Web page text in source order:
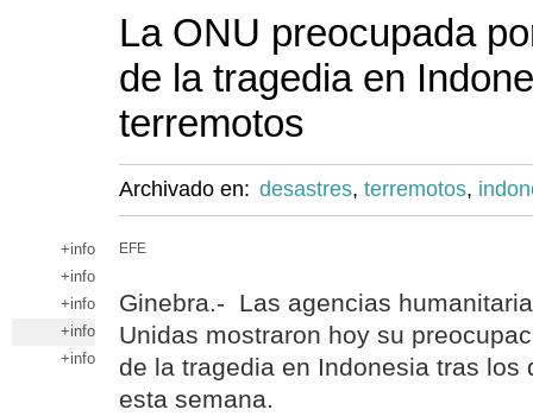
La ONU preocupada
de la tragedia en
terremotos
Archivado en: desastres, terremotos,
+info
+info
+info
+info
+info
EFE
Ginebra.- Las agencias
Unidas mostraron hoy su
de la tragedia en Indonesia tras los
esta semana.